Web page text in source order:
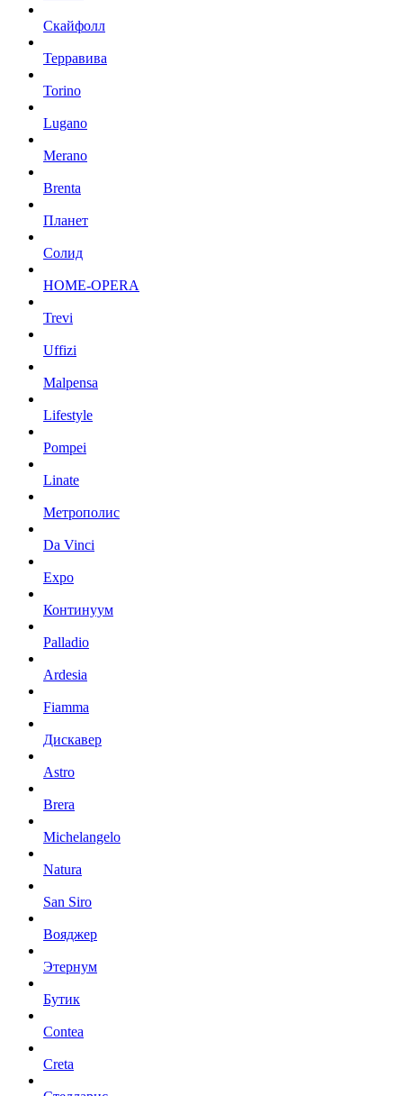
Скайфолл
Терравива
Torino
Lugano
Merano
Brenta
Планет
Солид
HOME-OPERA
Trevi
Uffizi
Malpensa
Lifestyle
Pompei
Linate
Метрополис
Da Vinci
Expo
Континуум
Palladio
Ardesia
Fiamma
Дискавер
Astro
Brera
Michelangelo
Natura
San Siro
Вояджер
Этернум
Бутик
Contea
Creta